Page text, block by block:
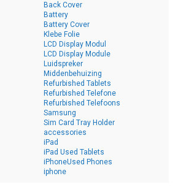
Back Cover
Battery
Battery Cover
Klebe Folie
LCD Display Modul
LCD Display Module
Luidspreker
Middenbehuizing
Refurbished Tablets
Refurbished Telefone
Refurbished Telefoons
Samsung
Sim Card Tray Holder
accessories
iPad
iPad Used Tablets
iPhoneUsed Phones
iphone